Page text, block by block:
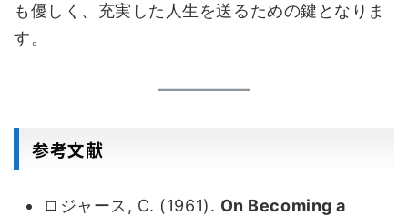
も優しく、充実した人生を送るための鍵となりま
す。
参考文献
ロジャース, C. (1961). On Becoming a